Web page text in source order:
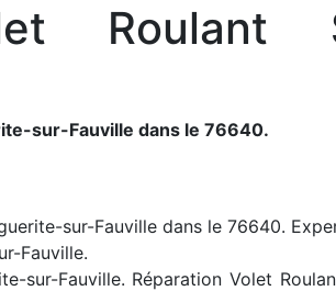
Roulant
sur-Fauville dans le 76640.
sur-Fauville dans le 76640.
Fauville.
sur-Fauville. Réparation Volet